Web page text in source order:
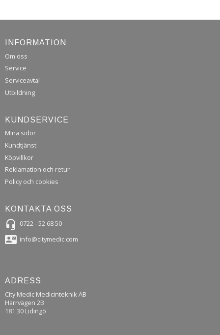
INFORMATION
Om oss
Service
Serviceavtal
Utbildning
KUNDSERVICE
Mina sidor
Kundtjänst
Köpvillkor
Reklamation och retur
Policy och cookies
KONTAKTA OSS
headset_mic 0722 - 52 68 50
contact_mail info@citymedic.com
ADRESS
City Medic Medicinteknik AB
Harrvägen 2B
181 30 Lidingö